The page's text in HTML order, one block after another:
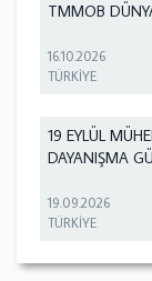
TMMOB
16.10.2026
TÜRKİYE
19 EYLÜL
DAYANIŞMA
19.09.2026
TÜRKİYE